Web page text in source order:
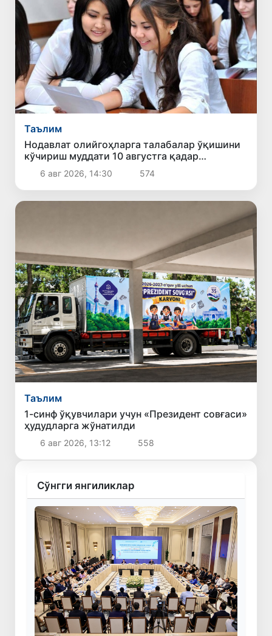
Таълим
Нодавлат олийгоҳларга талабалар ўқишини
кўчириш муддати 10 августга қадар
узайтирилди
6 авг 2026, 14:30 574
Таълим
1-синф ўқувчилари учун «Президент совғаси»
ҳудудларга жўнатилди
6 авг 2026, 13:12 558
Сўнгги янгиликлар